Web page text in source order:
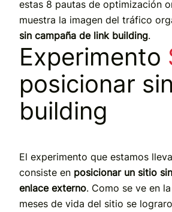
estas 8 pautas de optimización
muestra la imagen del tráfico
sin campaña de link building.
Experimento
posicionar
building
El experimento que estamos
consiste en posicionar un sitio
enlace externo. Como se ve en
meses de vida del sitio se